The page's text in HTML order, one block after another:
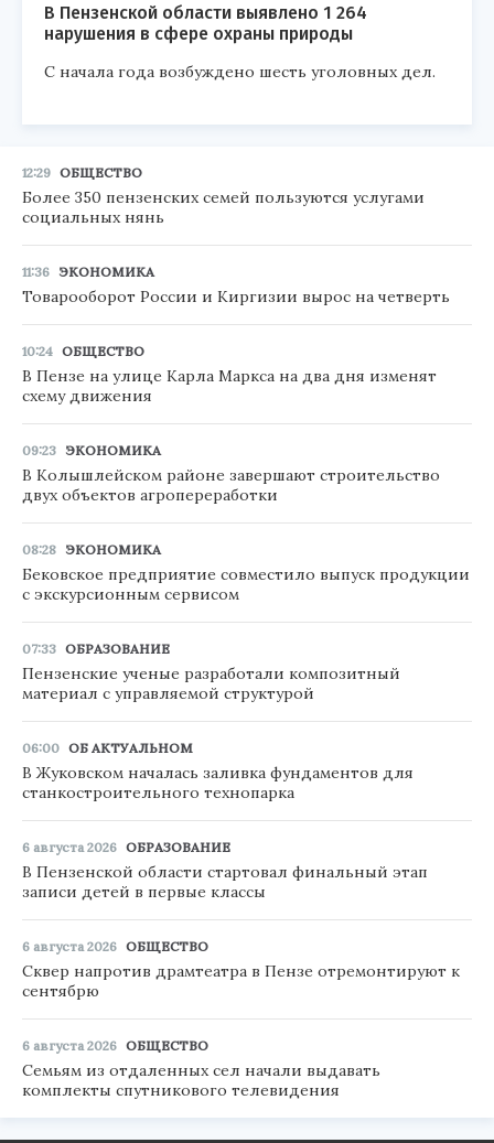
В Пензенской области выявлено 1 264
нарушения в сфере охраны природы
С начала года возбуждено шесть уголовных дел.
12:29 ОБЩЕСТВО
Более 350 пензенских семей пользуются услугами
социальных нянь
11:36 ЭКОНОМИКА
Товарооборот России и Киргизии вырос на четверть
10:24 ОБЩЕСТВО
В Пензе на улице Карла Маркса на два дня изменят
схему движения
09:23 ЭКОНОМИКА
В Колышлейском районе завершают строительство
двух объектов агропереработки
08:28 ЭКОНОМИКА
Бековское предприятие совместило выпуск продукции
с экскурсионным сервисом
07:33 ОБРАЗОВАНИЕ
Пензенские ученые разработали композитный
материал с управляемой структурой
06:00 ОБ АКТУАЛЬНОМ
В Жуковском началась заливка фундаментов для
станкостроительного технопарка
6 августа 2026 ОБРАЗОВАНИЕ
В Пензенской области стартовал финальный этап
записи детей в первые классы
6 августа 2026 ОБЩЕСТВО
Сквер напротив драмтеатра в Пензе отремонтируют к
сентябрю
6 августа 2026 ОБЩЕСТВО
Семьям из отдаленных сел начали выдавать
комплекты спутникового телевидения